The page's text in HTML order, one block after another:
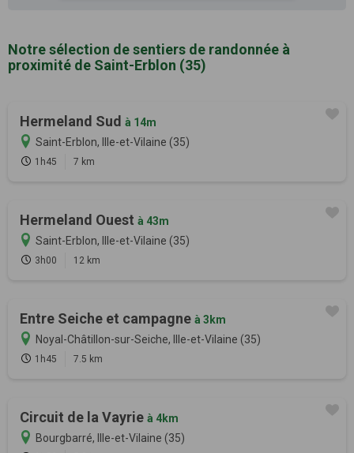
Notre sélection de sentiers de randonnée à
proximité de Saint-Erblon (35)
Hermeland Sud à 14m
Saint-Erblon, Ille-et-Vilaine (35)
1h45 7 km
Hermeland Ouest à 43m
Saint-Erblon, Ille-et-Vilaine (35)
3h00 12 km
Entre Seiche et campagne à 3km
Noyal-Châtillon-sur-Seiche, Ille-et-Vilaine (35)
1h45 7.5 km
Circuit de la Vayrie à 4km
Bourgbarré, Ille-et-Vilaine (35)